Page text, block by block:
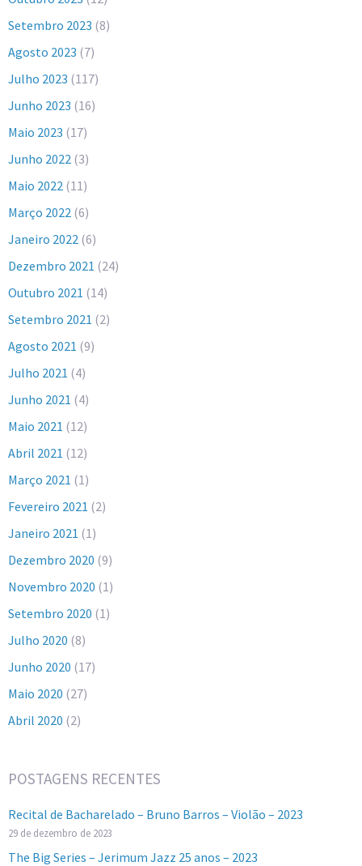
Setembro 2023 (8)
Agosto 2023 (7)
Julho 2023 (117)
Junho 2023 (16)
Maio 2023 (17)
Junho 2022 (3)
Maio 2022 (11)
Março 2022 (6)
Janeiro 2022 (6)
Dezembro 2021 (24)
Outubro 2021 (14)
Setembro 2021 (2)
Agosto 2021 (9)
Julho 2021 (4)
Junho 2021 (4)
Maio 2021 (12)
Abril 2021 (12)
Março 2021 (1)
Fevereiro 2021 (2)
Janeiro 2021 (1)
Dezembro 2020 (9)
Novembro 2020 (1)
Setembro 2020 (1)
Julho 2020 (8)
Junho 2020 (17)
Maio 2020 (27)
Abril 2020 (2)
POSTAGENS RECENTES
Recital de Bacharelado – Bruno Barros – Violão – 2023
29 de dezembro de 2023
The Big Series – Jerimum Jazz 25 anos – 2023